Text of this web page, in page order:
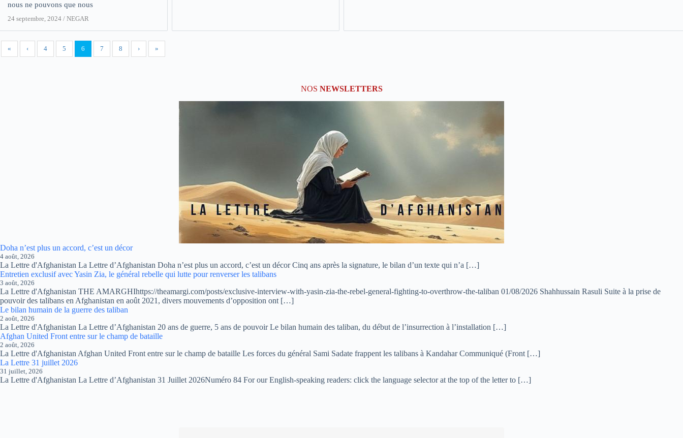
nous ne pouvons que nous
24 septembre, 2024 / NEGAR
« ‹ 4 5 6 7 8 › »
NOS NEWSLETTERS
Doha n’est plus un accord, c’est un décor
4 août, 2026
La Lettre d'Afghanistan La Lettre d’Afghanistan Doha n’est plus un accord, c’est un décor Cinq ans après la signature, le bilan d’un texte qui n’a […]
Entretien exclusif avec Yasin Zia, le général rebelle qui lutte pour renverser les talibans
3 août, 2026
La Lettre d'Afghanistan THE AMARGHIhttps://theamargi.com/posts/exclusive-interview-with-yasin-zia-the-rebel-general-fighting-to-overthrow-the-taliban 01/08/2026 Shahhussain Rasuli Suite à la prise de
pouvoir des talibans en Afghanistan en août 2021, divers mouvements d’opposition ont […]
Le bilan humain de la guerre des taliban
2 août, 2026
La Lettre d'Afghanistan La Lettre d’Afghanistan 20 ans de guerre, 5 ans de pouvoir Le bilan humain des taliban, du début de l’insurrection à l’installation […]
Afghan United Front entre sur le champ de bataille
2 août, 2026
La Lettre d'Afghanistan Afghan United Front entre sur le champ de bataille Les forces du général Sami Sadate frappent les talibans à Kandahar Communiqué (Front […]
La Lettre 31 juillet 2026
31 juillet, 2026
La Lettre d'Afghanistan La Lettre d’Afghanistan 31 Juillet 2026Numéro 84 For our English-speaking readers: click the language selector at the top of the letter to […]